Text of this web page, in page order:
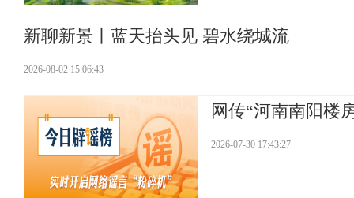
新聊新景丨蓝天抬头见 碧水绕城流
2026-08-02 15:06:43
网传“河南南阳楼
2026-07-30 17:43:27